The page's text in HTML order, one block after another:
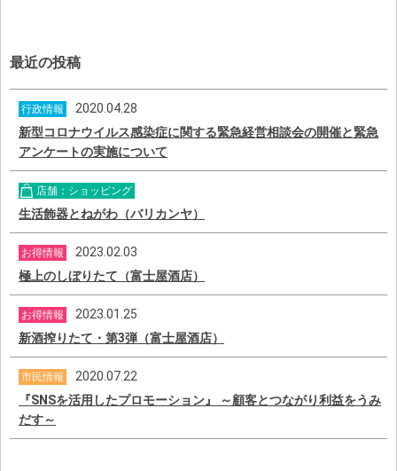
最近の投稿
行政情報
2020.04.28
新型コロナウイルス感染症に関する緊急経営相談会の開催と緊急
アンケートの実施について
店舗：ショッピング
生活飾器とねがわ（バリカンヤ）
お得情報
2023.02.03
極上のしぼりたて（富士屋酒店）
お得情報
2023.01.25
新酒搾りたて・第3弾（富士屋酒店）
市民情報
2020.07.22
『SNSを活用したプロモーション』 ～顧客とつながり利益をうみ
だす～